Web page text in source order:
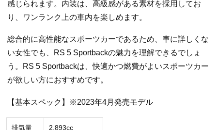
感じられます。内装は、高級感がある素材を採用してお
り、ワンランク上の車内を楽しめます。
総合的に高性能なスポーツカーであるため、車に詳しくな
い女性でも、RS 5 Sportbackの魅力を理解できるでしょ
う。RS 5 Sportbackは、快適かつ燃費がよいスポーツカー
が欲しい方におすすめです。
【基本スペック】※2023年4月発売モデル
排気量 2,893cc